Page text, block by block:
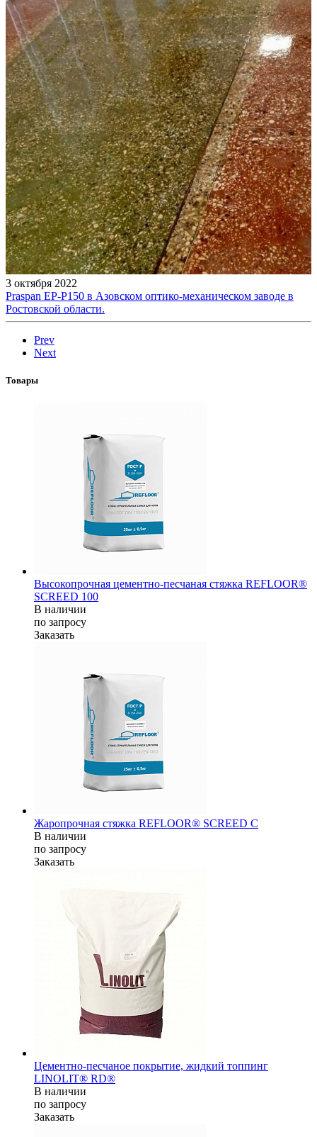
3 октября 2022
Praspan EP-P150 в Азовском оптико-механическом заводе в
Ростовской области.
Prev
Next
Товары
Высокопрочная цементно-песчаная стяжка REFLOOR®
SCREED 100
В наличии
по запросу
Заказать
Жаропрочная стяжка REFLOOR® SCREED C
В наличии
по запросу
Заказать
Цементно-песчаное покрытие, жидкий топпинг
LINOLIT® RD®
В наличии
по запросу
Заказать